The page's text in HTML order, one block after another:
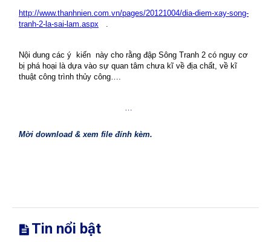
http://www.thanhnien.com.vn/pages/20121004/dia-diem-xay-song-
tranh-2-la-sai-lam.aspx
.
Nội dung các ý kiến này cho rằng đập Sông Tranh 2 có nguy cơ
bị phá hoại là dựa vào sự quan tâm chưa kĩ về địa chất, về kĩ
thuật công trình thủy công….
…
Mời download & xem file đính kèm.
Tin nổi bật